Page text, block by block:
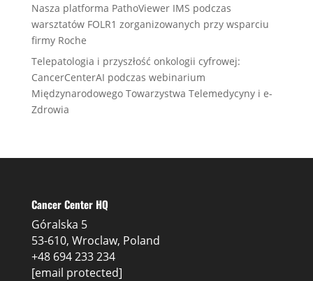
Nasza platforma PathoViewer IMS podczas
warsztatów FOLR1 zorganizowanych przy wsparciu
firmy Roche
Telepatologia i przyszłość onkologii cyfrowej:
CancerCenterAI podczas webinarium
Międzynarodowego Towarzystwa Telemedycyny i e-
Zdrowia
Cancer Center HQ
Góralska 5
53-610, Wroclaw, Poland
+48 694 233 234
[email protected]